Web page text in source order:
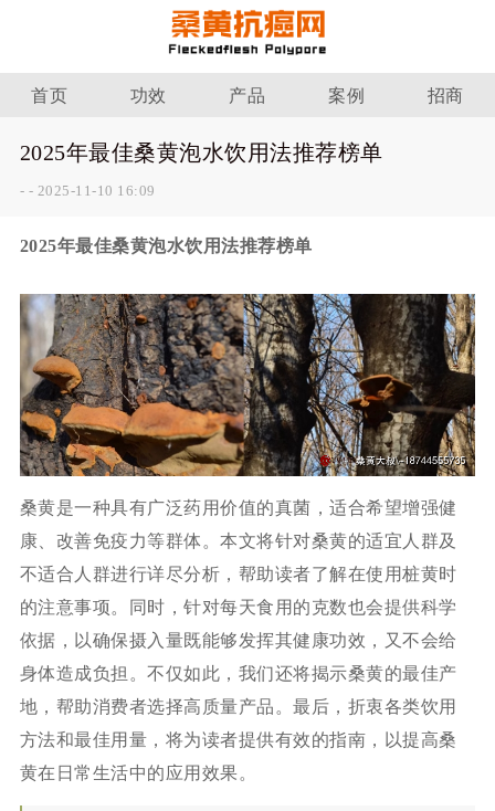
首页 功效 产品 案例 招商
2025年最佳桑黄泡水饮用法推荐榜单
- - 2025-11-10 16:09
2025年最佳桑黄泡水饮用法推荐榜单
桑黄是一种具有广泛药用价值的真菌，适合希望增强健
康、改善免疫力等群体。本文将针对桑黄的适宜人群及
不适合人群进行详尽分析，帮助读者了解在使用桩黄时
的注意事项。同时，针对每天食用的克数也会提供科学
依据，以确保摄入量既能够发挥其健康功效，又不会给
身体造成负担。不仅如此，我们还将揭示桑黄的最佳产
地，帮助消费者选择高质量产品。最后，折衷各类饮用
方法和最佳用量，将为读者提供有效的指南，以提高桑
黄在日常生活中的应用效果。